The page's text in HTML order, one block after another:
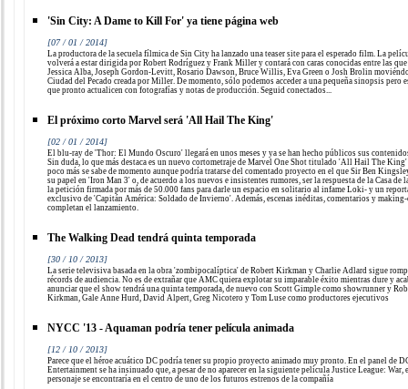
'Sin City: A Dame to Kill For' ya tiene página web
[07 / 01 / 2014]
La productora de la secuela fílmica de Sin City ha lanzado una teaser site para el esperado film. La
volverá a estar dirigida por Robert Rodríguez y Frank Miller y contará con caras conocidas entre las que
Jessica Alba, Joseph Gordon-Levitt, Rosario Dawson, Bruce Willis, Eva Green o Josh Brolin
Ciudad del Pecado creada por Miller. De momento, sólo podemos acceder a una pequeña sinopsis pero
que pronto actualicen con fotografías y notas de producción. Seguid conectados...
El próximo corto Marvel será 'All Hail The King'
[02 / 01 / 2014]
El blu-ray de 'Thor: El Mundo Oscuro' llegará en unos meses y ya se han hecho públicos sus
Sin duda, lo que más destaca es un nuevo cortometraje de Marvel One Shot titulado 'All Hail The
poco más se sabe de momento aunque podría tratarse del comentado proyecto en el que Sir Ben
su papel en 'Iron Man 3' o, de acuerdo a los nuevos e insistentes rumores, ser la respuesta de la Casa de
la petición firmada por más de 50.000 fans para darle un espacio en solitario al infame Loki- y un
exclusivo de 'Capitán América: Soldado de Invierno'. Además, escenas inéditas, comentarios y
completan el lanzamiento.
The Walking Dead tendrá quinta temporada
[30 / 10 / 2013]
La serie televisiva basada en la obra 'zombipocalíptica' de Robert Kirkman y Charlie Adlard sigue
récords de audiencia. No es de extrañar que AMC quiera explotar su imparable éxito mientras dure y
anunciar que el show tendrá una quinta temporada, de nuevo con Scott Gimple como showrunner y
Kirkman, Gale Anne Hurd, David Alpert, Greg Nicotero y Tom Luse como productores ejecutivos
NYCC '13 - Aquaman podría tener película animada
[12 / 10 / 2013]
Parece que el héroe acuático DC podría tener su propio proyecto animado muy pronto. En el panel de
Entertainment se ha insinuado que, a pesar de no aparecer en la siguiente película Justice League: War,
personaje se encontraría en el centro de uno de los futuros estrenos de la compañía